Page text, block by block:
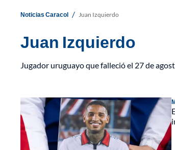
Noticias Caracol / Juan Izquierdo
Juan Izquierdo
Jugador uruguayo que falleció el 27 de